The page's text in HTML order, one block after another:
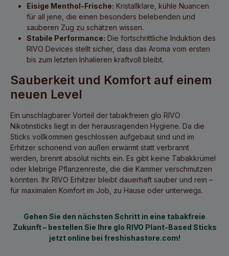
Eisige Menthol-Frische: Kristallklare, kühle Nuancen
für all jene, die einen besonders belebenden und
sauberen Zug zu schätzen wissen.
Stabile Performance: Die fortschrittliche Induktion des
RIVO Devices stellt sicher, dass das Aroma vom ersten
bis zum letzten Inhalieren kraftvoll bleibt.
Sauberkeit und Komfort auf einem
neuen Level
Ein unschlagbarer Vorteil dertabakfreien glo RIVO
Nikotinsticks liegt in der herausragenden Hygiene. Da die
Sticks vollkommen geschlossen aufgebaut sind und im
Erhitzer schonend von außen erwärmt statt verbrannt
werden, brennt absolut nichts ein. Es gibt keine Tabakkrümel
oder klebrige Pflanzenreste, die die Kammer verschmutzen
könnten. Ihr RIVO Erhitzer bleibt dauerhaft sauber und rein –
für maximalen Komfort im Job, zu Hause oder unterwegs.
Gehen Sie den nächsten Schritt in eine tabakfreie
Zukunft – bestellen Sie Ihre glo RIVO Plant-Based Sticks
jetzt online bei freshishastore.com!